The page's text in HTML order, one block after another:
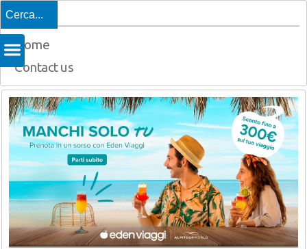
Top
Home
Contact us